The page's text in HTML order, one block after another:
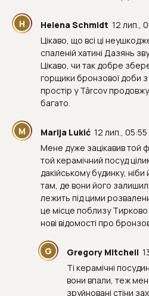
H Helena Schmidt 12 лип.,
Цікаво, що всі ці
спаленій хатині Дазянь
Цікаво, чи так добре
горщики бронзової доби
простір у Târcov
багато.
M Marija Lukić 12 лип., 05:55
Мене дуже зацікавив той
той керамічний посуд
дакійському будинку,
там, де вони його
лежить під цими
це місце поблизу
нові відомості про
G Gregory Mitchell
Ті керамічні
вони впали, теж
зруйновані стіни